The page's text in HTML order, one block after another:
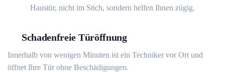
Haustür, nicht im Stich, sondern helfen Ihnen zügig.
Schadenfreie Türöffnung
Innerhalb von wenigen Minuten ist ein Techniker vor Ort und
öffnet Ihre Tür ohne Beschädigungen.